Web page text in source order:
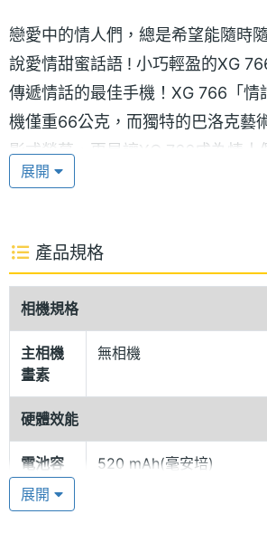
戀愛中的情人們，總是希望能隨時
說愛情甜蜜話語 ! 小巧輕盈的XG
傳遞情話的最佳手機！XG 766「情
機僅重66公克，而獨特的巴洛克藝
影式螢幕，更是讓XG 766成為情人
精品，建議售價6500元(簡配)，即
僅重66公克 超輕巧彩色摺疊手機
久就多久，完全無負擔。XG 766特
侶，量身精製兩種外殼顏色 ~ 粉玫
是情人們一定要擁有的深情信物。
巴洛克藝術風格 外型好看
外殼採用獨特的巴洛克藝術風造型
展開
產品規格
相機規格
主相機
畫素
無相機
硬體效能
電池容
量
520 mAh(毫安培)
展開